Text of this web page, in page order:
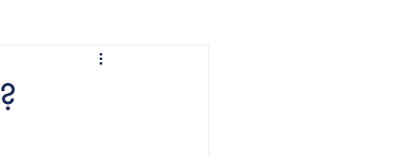
Sem Categoria